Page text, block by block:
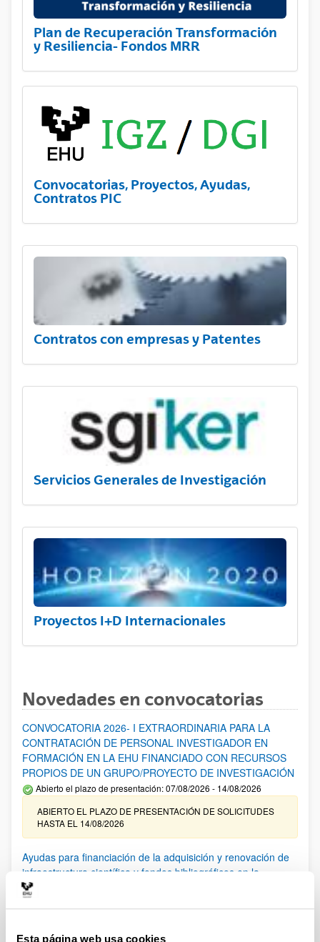
Esta página web usa cookies
Plan de Recuperación Transformación
y Resiliencia- Fondos MRR
Convocatorias, Proyectos, Ayudas,
Contratos PIC
Contratos con empresas y Patentes
Servicios Generales de Investigación
Proyectos I+D Internacionales
Novedades en convocatorias
CONVOCATORIA 2026- I EXTRAORDINARIA PARA LA
CONTRATACIÓN DE PERSONAL INVESTIGADOR EN
FORMACIÓN EN LA EHU FINANCIADO CON RECURSOS
PROPIOS DE UN GRUPO/PROYECTO DE INVESTIGACIÓN
Abierto el plazo de presentación: 07/08/2026 - 14/08/2026
ABIERTO EL PLAZO DE PRESENTACIÓN DE SOLICITUDES
HASTA EL 14/08/2026
Ayudas para financiación de la adquisición y renovación de
infraestructura científica y fondos bibliográficos en la
UPV/EHU 2026
solicitudes admitidas y excluidas. 23/03/2026: Relación